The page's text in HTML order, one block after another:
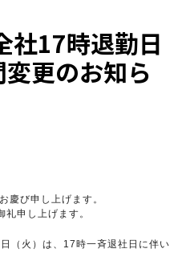
社17時退勤日
更のお知ら
慶び申し上げます。
申し上げます。
（火）は、17時一斉退社日に伴い